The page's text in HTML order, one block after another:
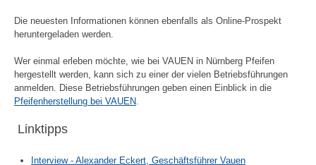
Die neuesten Informationen können ebenfalls als Online-Prospekt
heruntergeladen werden.
Wer einmal erleben möchte, wie bei VAUEN in Nürnberg Pfeifen
hergestellt werden, kann sich zu einer der vielen Betriebsführungen
anmelden. Diese Betriebsführungen geben einen Einblick in die
Pfeifenherstellung bei VAUEN.
Linktipps
Interview - Alexander Eckert, Geschäftsführer Vauen